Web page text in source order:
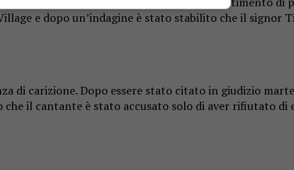
e dopo un’indagine è stato stabilito che il signor
di carizione. Dopo essere stato citato in giudizio
che il cantante è stato accusato solo di aver rifiutato